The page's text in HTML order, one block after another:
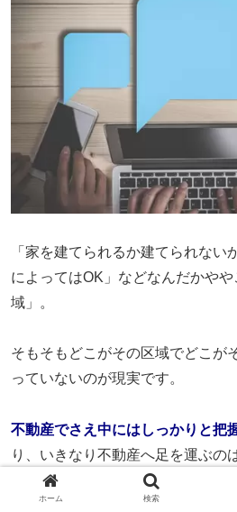
「家を建てられるか建てられない
によってはOK」などなんだかや
域」。
そもそもどこがその区域でどこが
っていないのが現実です。
不動産でさえ中にはしっかりと把
り、いきなり不動産へ足を運ぶの
ではどうやって探せばいいのか、
ホーム 検索